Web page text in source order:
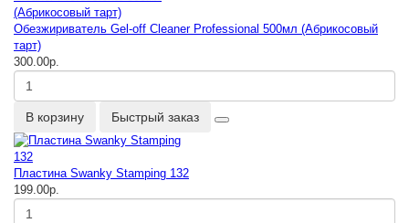
Обезжириватель Gel-off Cleaner Professional 500мл (Абрикосовый
тарт)
300.00р.
В корзину Быстрый заказ
Пластина Swanky Stamping 132
199.00р.